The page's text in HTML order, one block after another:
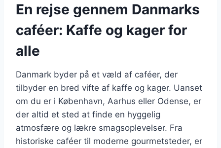
En rejse gennem Danmarks
caféer: Kaffe og kager for
alle
Danmark byder på et væld af caféer, der
tilbyder en bred vifte af kaffe og kager. Uanset
om du er i København, Aarhus eller Odense, er
der altid et sted at finde en hyggelig
atmosfære og lækre smagsoplevelser. Fra
historiske caféer til moderne gourmetsteder, er